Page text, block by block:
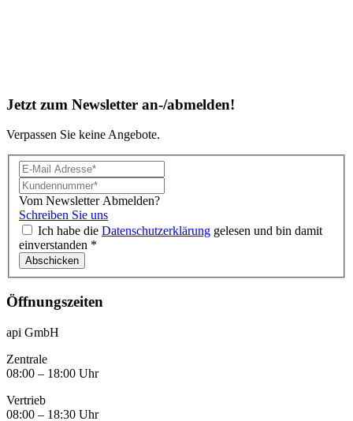
Jetzt zum Newsletter an-/abmelden!
Verpassen Sie keine Angebote.
Vom Newsletter Abmelden?
Schreiben Sie uns
Ich habe die Datenschutzerklärung gelesen und bin damit
einverstanden *
Öffnungszeiten
api GmbH
Zentrale
08:00 – 18:00 Uhr
Vertrieb
08:00 – 18:30 Uhr